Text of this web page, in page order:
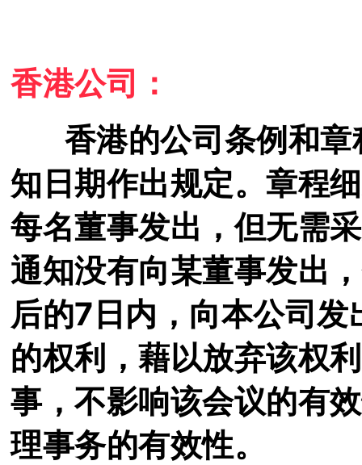
香港公司：
香港的公司条例和章
知日期作出规定。章程
每名董事发出，但无需
通知没有向某董事发出
后的7日内，向本公司
的权利，藉以放弃该权
事，不影响该会议的有
理事务的有效性。